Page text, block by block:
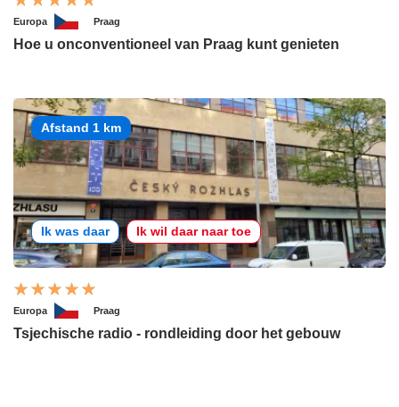
Europa Praag
Hoe u onconventioneel van Praag kunt genieten
Afstand 1 km
Ik was daar Ik wil daar naar toe
Europa Praag
Tsjechische radio - rondleiding door het gebouw